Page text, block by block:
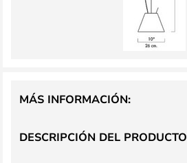
DESCRIPCIÓN DEL PRODUCTO
MÁS INFORMACIÓN: